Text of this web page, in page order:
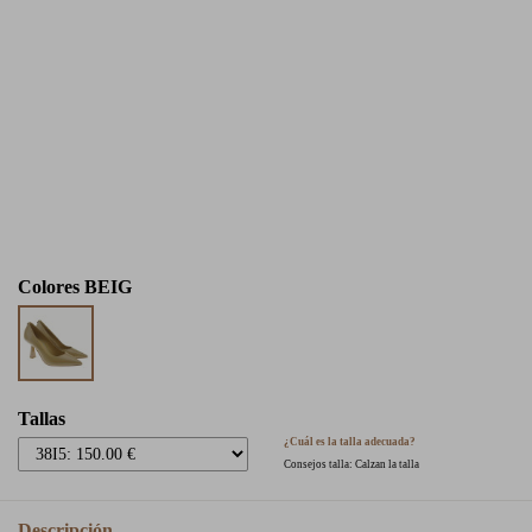
Colores BEIG
Tallas
¿Cuál es la talla adecuada?
Consejos talla: Calzan la talla